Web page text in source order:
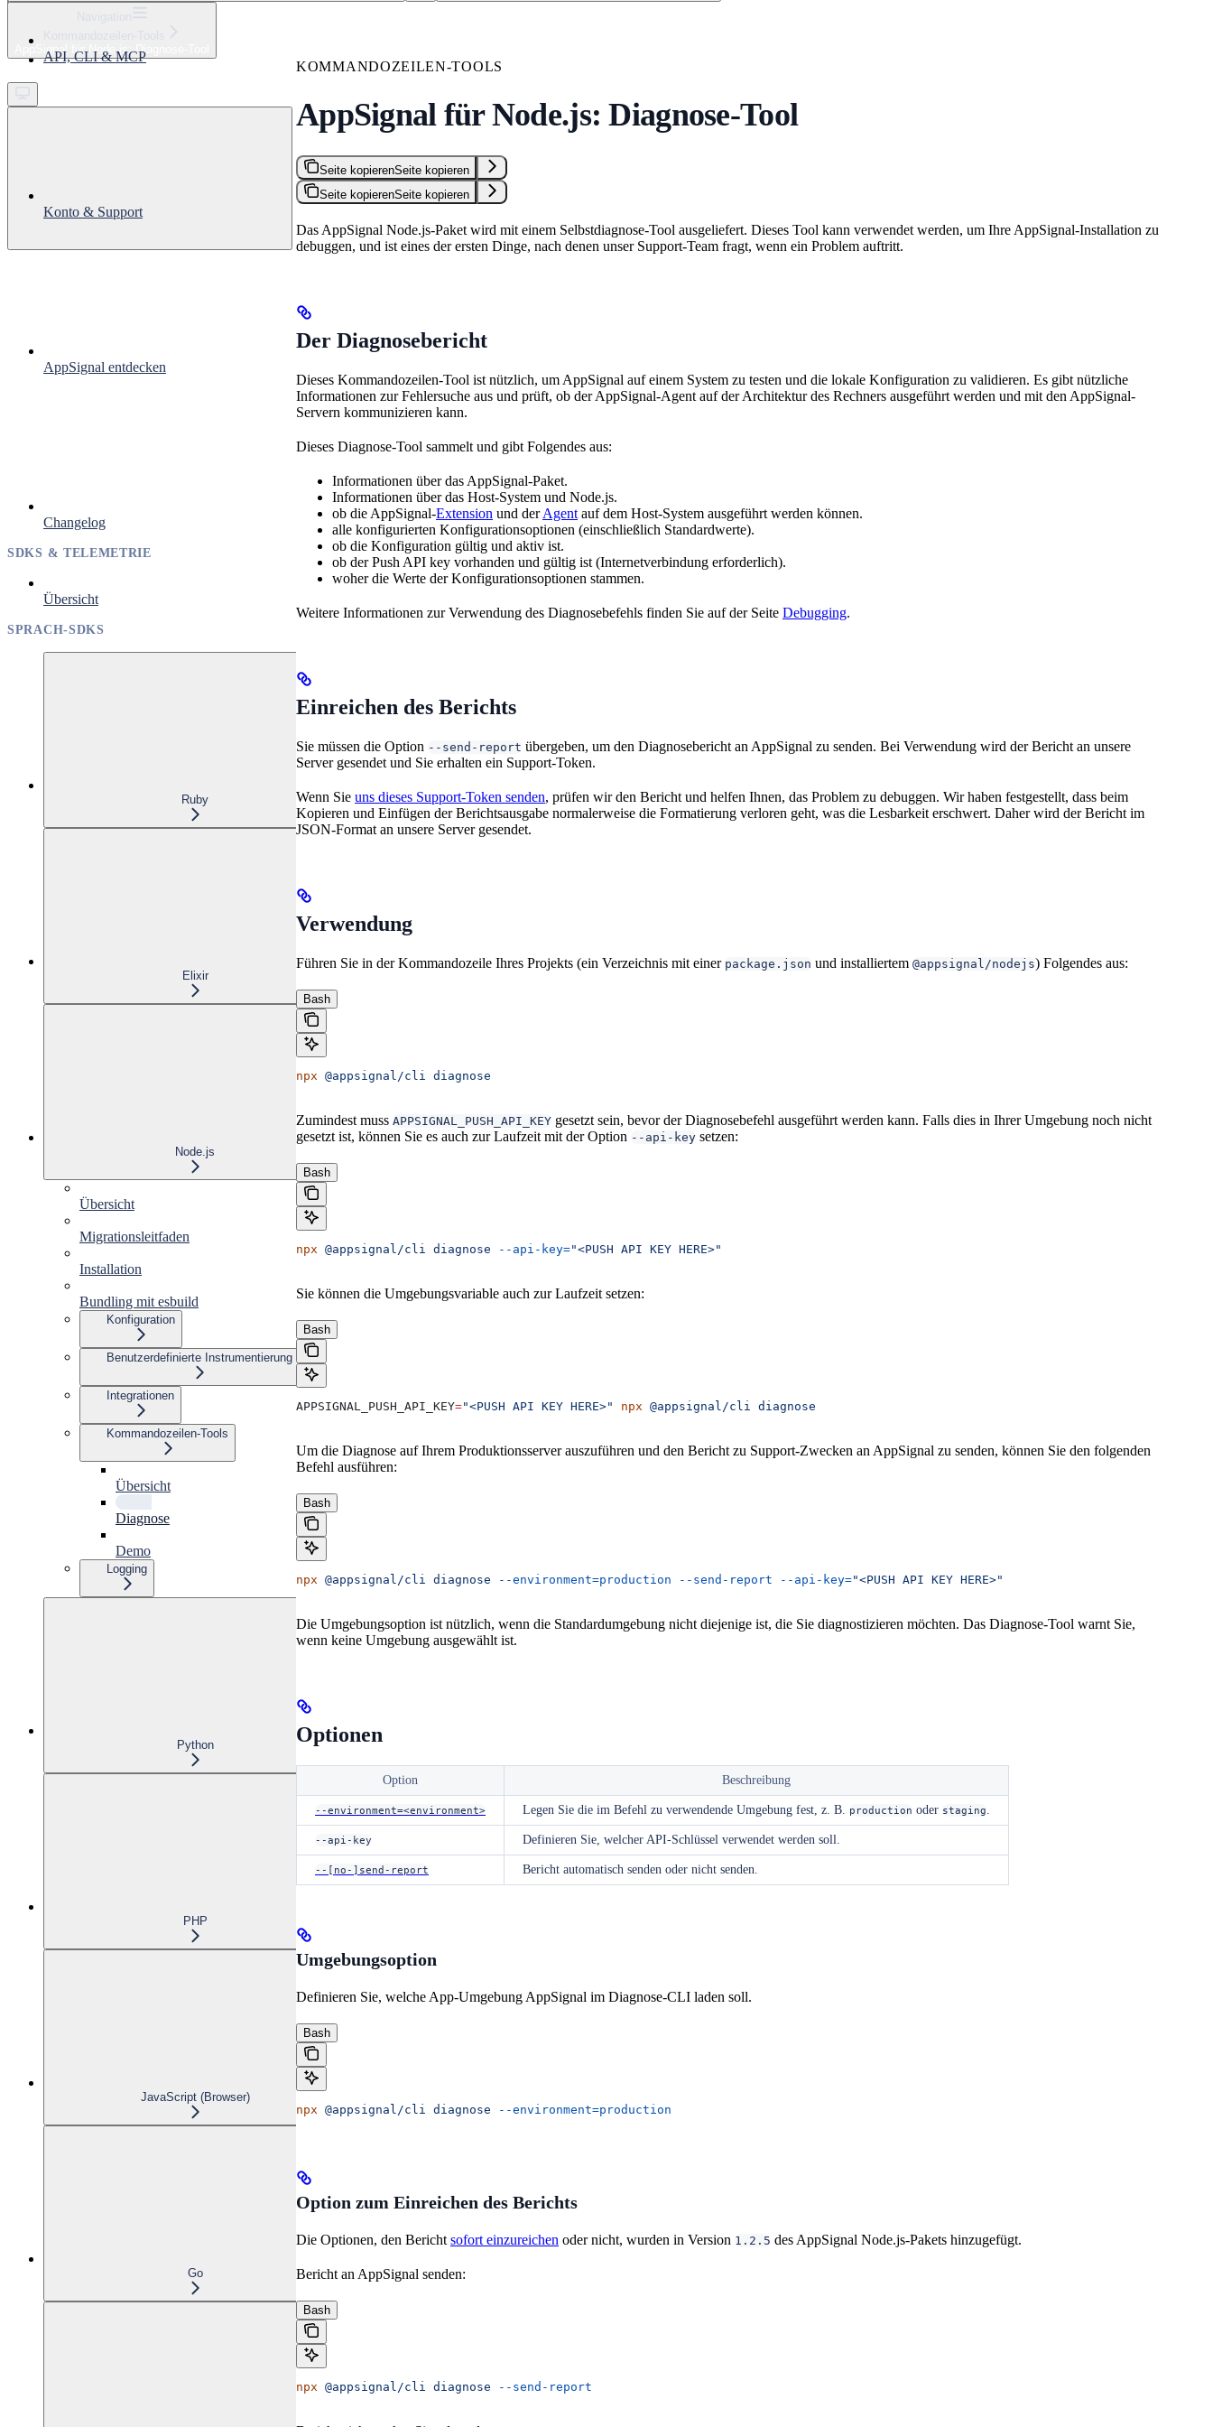
Get started
AppSignal für Node.js: Diagnose-Tool
API, CLI & MCP
Konto & Support
AppSignal entdecken
Changelog
SDKS & TELEMETRIE
Übersicht
SPRACH-SDKS
Ruby
Elixir
Node.js
Übersicht
Migrationsleitfaden
Installation
Bundling mit esbuild
Konfiguration
Benutzerdefinierte Instrumentierung
Integrationen
Kommandozeilen-Tools
Übersicht
Diagnose
Demo
Logging
Python
PHP
JavaScript (Browser)
Go
KOMMANDOZEILEN-TOOLS
AppSignal für Node.js: Diagnose-Tool
Seite kopierenSeite kopieren
Seite kopierenSeite kopieren
Das AppSignal Node.js-Paket wird mit einem Selbstdiagnose-Tool ausgeliefert. Dieses Tool kann verwendet werden, um Ihre AppSignal-Installation zu
debuggen, und ist eines der ersten Dinge, nach denen unser Support-Team fragt, wenn ein Problem auftritt.
Der Diagnosebericht
Dieses Kommandozeilen-Tool ist nützlich, um AppSignal auf einem System zu testen und die lokale Konfiguration zu validieren. Es gibt nützliche
Informationen zur Fehlersuche aus und prüft, ob der AppSignal-Agent auf der Architektur des Rechners ausgeführt werden und mit den AppSignal-
Servern kommunizieren kann.
Dieses Diagnose-Tool sammelt und gibt Folgendes aus:
Informationen über das AppSignal-Paket.
Informationen über das Host-System und Node.js.
ob die AppSignal-Extension und derAgent auf dem Host-System ausgeführt werden können.
alle konfigurierten Konfigurationsoptionen (einschließlich Standardwerte).
ob die Konfiguration gültig und aktiv ist.
ob der Push API key vorhanden und gültig ist (Internetverbindung erforderlich).
woher die Werte der Konfigurationsoptionen stammen.
Weitere Informationen zur Verwendung des Diagnosebefehls finden Sie auf der Seite Debugging.
Einreichen des Berichts
Sie müssen die Option --send-report übergeben, um den Diagnosebericht an AppSignal zu senden. Bei Verwendung wird der Bericht an unsere
Server gesendet und Sie erhalten ein Support-Token.
Wenn Sie uns dieses Support-Token senden, prüfen wir den Bericht und helfen Ihnen, das Problem zu debuggen. Wir haben festgestellt, dass beim
Kopieren und Einfügen der Berichtsausgabe normalerweise die Formatierung verloren geht, was die Lesbarkeit erschwert. Daher wird der Bericht im
JSON-Format an unsere Server gesendet.
Verwendung
Führen Sie in der Kommandozeile Ihres Projekts (ein Verzeichnis mit einer package.json und installiertem @appsignal/nodejs) Folgendes aus:
Bash
npx @appsignal/cli diagnose
Zumindest muss APPSIGNAL_PUSH_API_KEY gesetzt sein, bevor der Diagnosebefehl ausgeführt werden kann. Falls dies in Ihrer Umgebung noch nicht
gesetzt ist, können Sie es auch zur Laufzeit mit der Option --api-key setzen:
Bash
npx @appsignal/cli diagnose --api-key="<PUSH API KEY HERE>"
Sie können die Umgebungsvariable auch zur Laufzeit setzen:
Bash
APPSIGNAL_PUSH_API_KEY="<PUSH API KEY HERE>" npx @appsignal/cli diagnose
Um die Diagnose auf Ihrem Produktionsserver auszuführen und den Bericht zu Support-Zwecken an AppSignal zu senden, können Sie den folgenden
Befehl ausführen:
Bash
npx @appsignal/cli diagnose --environment=production --send-report --api-key="<PUSH API KEY HERE>"
Die Umgebungsoption ist nützlich, wenn die Standardumgebung nicht diejenige ist, die Sie diagnostizieren möchten. Das Diagnose-Tool warnt Sie,
wenn keine Umgebung ausgewählt ist.
Optionen
Option Beschreibung
--environment=<environment> Legen Sie die im Befehl zu verwendende Umgebung fest, z. B. production oder staging.
--api-key Definieren Sie, welcher API-Schlüssel verwendet werden soll.
--[no-]send-report Bericht automatisch senden oder nicht senden.
Umgebungsoption
Definieren Sie, welche App-Umgebung AppSignal im Diagnose-CLI laden soll.
Bash
npx @appsignal/cli diagnose --environment=production
Option zum Einreichen des Berichts
Die Optionen, den Berichtsofort einzureichen oder nicht, wurden in Version 1.2.5 des AppSignal Node.js-Pakets hinzugefügt.
Bericht an AppSignal senden:
Bash
npx @appsignal/cli diagnose --send-report